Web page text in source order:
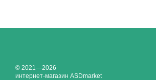
© 2021—2026
интернет-магазин ASDmarket